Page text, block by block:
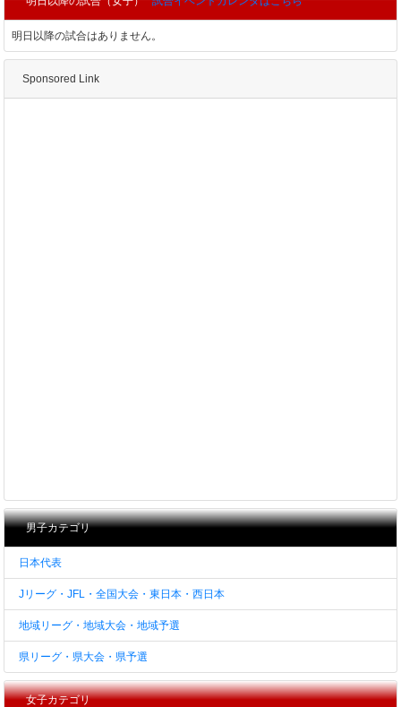
明日以降の試合はありません。
Sponsored Link
男子カテゴリ
日本代表
Jリーグ・JFL・全国大会・東日本・西日本
地域リーグ・地域大会・地域予選
県リーグ・県大会・県予選
女子カテゴリ